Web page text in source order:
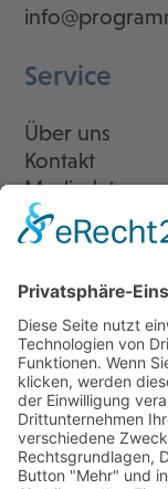
Service
Über uns
Kontakt
Mediadaten
Newsletter
LogIn
Legal
Impressum
Cookie-